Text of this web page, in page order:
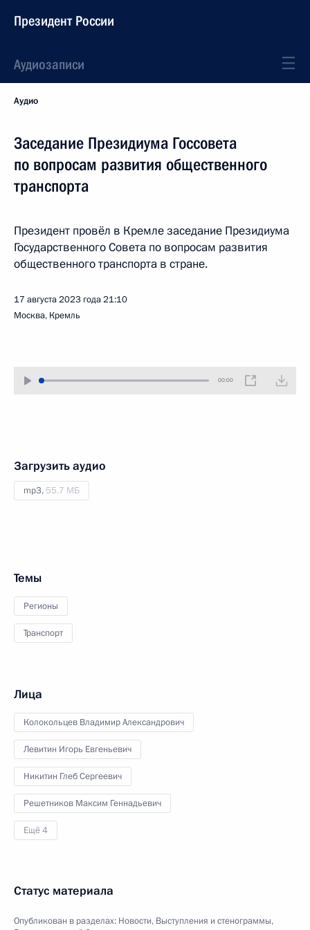
Президент России
Аудиозаписи
Аудио
Заседание Президиума Госсовета
по вопросам развития общественного
транспорта
Президент провёл в Кремле заседание Президиума
Государственного Совета по вопросам развития
общественного транспорта в стране.
17 августа 2023 года21:10
Москва, Кремль
00:00
Загрузить аудио
mp3, 55.7 МБ
Темы
Регионы
Транспорт
Лица
Колокольцев Владимир Александрович
Левитин Игорь Евгеньевич
Никитин Глеб Сергеевич
Решетников Максим Геннадьевич
Ещё 4
Статус материала
Опубликован в разделах: Новости, Выступления и стенограммы,